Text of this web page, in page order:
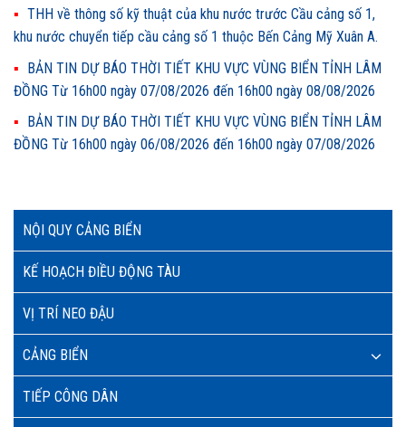
NỘI QUY CẢNG BIỂN
KẾ HOẠCH ĐIỀU ĐỘNG TÀU
VỊ TRÍ NEO ĐẬU
CẢNG BIỂN
TIẾP CÔNG DÂN
THH về thông số kỹ thuật của khu nước trước Cầu cảng số 1,
khu nước chuyển tiếp cầu cảng số 1 thuộc Bến Cảng Mỹ Xuân A.
BẢN TIN DỰ BÁO THỜI TIẾT KHU VỰC VÙNG BIỂN TỈNH LÂM
ĐỒNG Từ 16h00 ngày 07/08/2026 đến 16h00 ngày 08/08/2026
BẢN TIN DỰ BÁO THỜI TIẾT KHU VỰC VÙNG BIỂN TỈNH LÂM
ĐỒNG Từ 16h00 ngày 06/08/2026 đến 16h00 ngày 07/08/2026